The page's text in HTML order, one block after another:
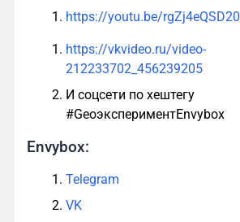
https://youtu.be/rgZj4eQSD20
https://vkvideo.ru/video-
212233702_456239205
И соцсети по хештегу
#GeoэкспериментEnvybox
Envybox:
Telegram
VK